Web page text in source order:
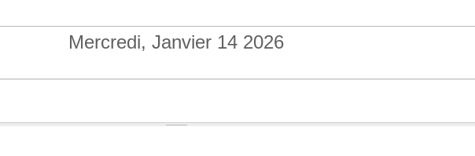
Mercredi, Janvier 14 2026